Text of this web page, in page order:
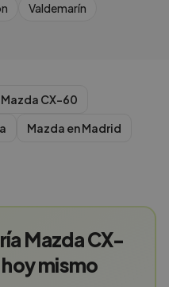
Valdemarín
Mazda CX-60
Mazda enMadrid
Mazda CX-
mismo